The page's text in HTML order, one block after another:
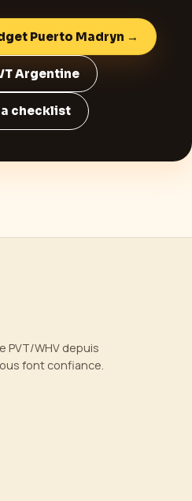
Puerto Madryn →
Argentine
checklist
PVT/WHV depuis
font confiance.